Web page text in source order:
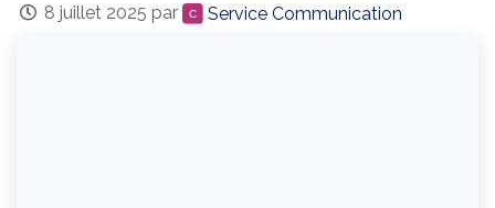
8 juillet 2025 par Service Communication